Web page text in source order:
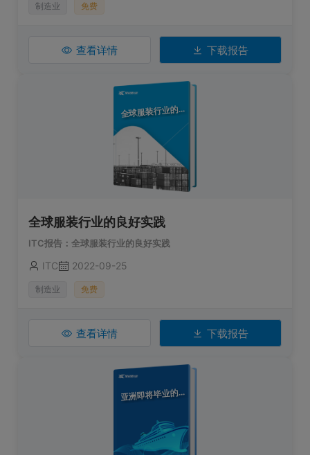
制造业 免费
查看详情 下载报告
全球服装行业的良好实践
全球服装行业的良好实践
ITC报告：全球服装行业的良好实践
ITC 2022-09-25
制造业 免费
查看详情 下载报告
亚洲即将毕业的最不发达国家中的纺织与服装业：挑战与出路